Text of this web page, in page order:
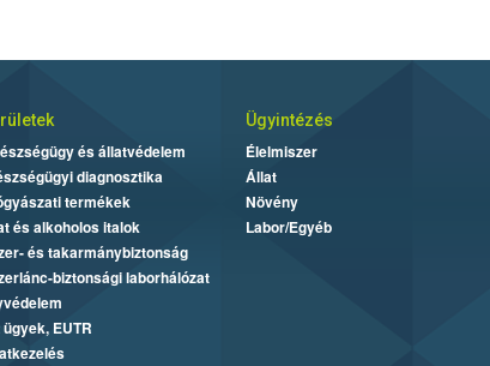
és állatvédelem
diagnosztika
termékek
és alkoholos italok
és takarmánybiztonság
biztonsági laborhálózat
EUTR
Ügyintézés
Élelmiszer
Állat
Növény
Labor/Egyéb